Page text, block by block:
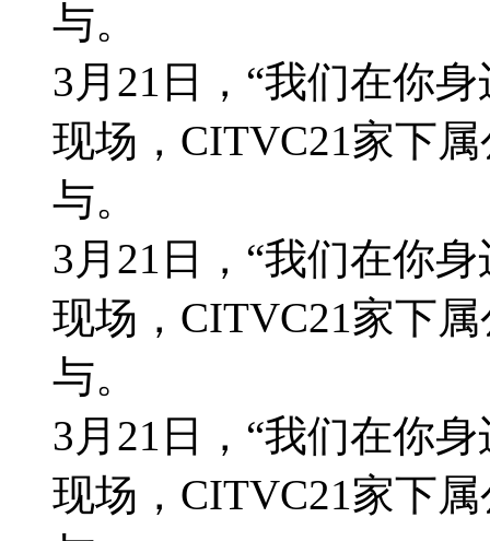
与。
3月21日，“我们在你
现场，CITVC21家下
与。
3月21日，“我们在你
现场，CITVC21家下
与。
3月21日，“我们在你
现场，CITVC21家下